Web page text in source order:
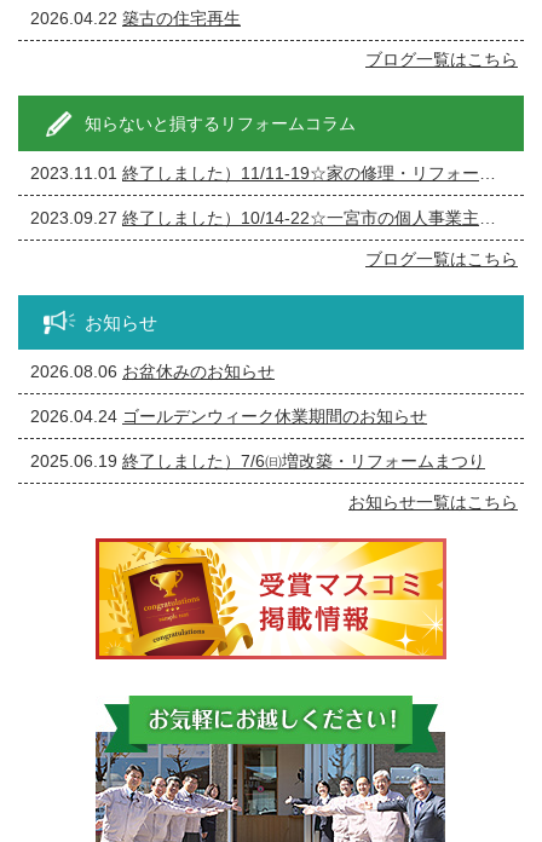
2026.04.22 築古の住宅再生
ブログ一覧はこちら
知らないと損するリフォームコラム
2023.11.01 終了しました）11/11-19☆家の修理・リフォーム・リノベーション相談会
2023.09.27 終了しました）10/14-22☆一宮市の個人事業主の方必見！事務所の修繕・リフォーム相談会
ブログ一覧はこちら
お知らせ
2026.08.06 お盆休みのお知らせ
2026.04.24 ゴールデンウィーク休業期間のお知らせ
2025.06.19 終了しました）7/6㈰増改築・リフォームまつり
お知らせ一覧はこちら